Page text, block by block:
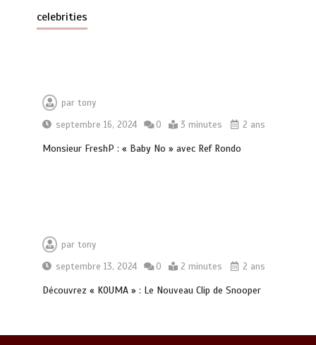
celebrities
par tony
septembre 16, 2024
0 3 minutes 2 ans
Monsieur FreshP : « Baby No » avec Ref Rondo
par tony
septembre 13, 2024
0 2 minutes 2 ans
Découvrez « KOUMA » : Le Nouveau Clip de Snooper